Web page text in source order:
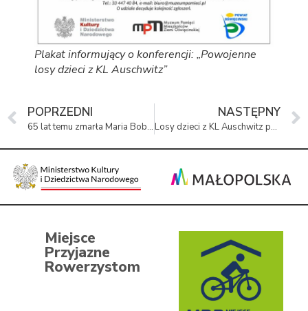
Plakat informujący o konferencji: „Powojenne
losy dzieci z KL Auschwitz”
POPRZEDNI
65 lat temu zmarła Maria Bobrzecka
NASTĘPNY
Losy dzieci z KL Auschwitz po wojnie nieustannie wzruszają
Miejsce
Przyjazne
Rowerzystom